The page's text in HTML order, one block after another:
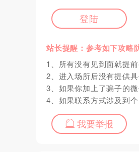
登陆
站长提醒：参考如下攻略
1、所有没有见到面就提
2、进入场所后没有提供
3、如果你加上了骗子的
4、如果联系方式涉及到
我要举报